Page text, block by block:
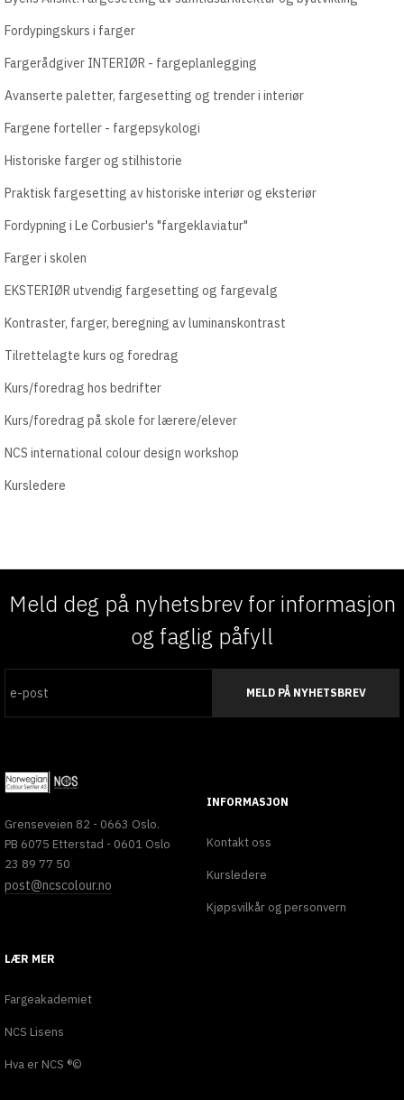
Fordypingskurs i farger
Fargerådgiver INTERIØR - fargeplanlegging
Avanserte paletter, fargesetting og trender i interiør
Fargene forteller - fargepsykologi
Historiske farger og stilhistorie
Praktisk fargesetting av historiske interiør og eksteriør
Fordypning i Le Corbusier's "fargeklaviatur"
Farger i skolen
EKSTERIØR utvendig fargesetting og fargevalg
Kontraster, farger, beregning av luminanskontrast
Tilrettelagte kurs og foredrag
Kurs/foredrag hos bedrifter
Kurs/foredrag på skole for lærere/elever
NCS international colour design workshop
Kursledere
Meld deg på nyhetsbrev for informasjon
og faglig påfyll
MELD PÅ NYHETSBREV
Grenseveien 82 - 0663 Oslo.
PB 6075 Etterstad - 0601 Oslo
23 89 77 50
post@ncscolour.no
INFORMASJON
Kontakt oss
Kursledere
Kjøpsvilkår og personvern
LÆR MER
Fargeakademiet
NCS Lisens
Hva er NCS ®©